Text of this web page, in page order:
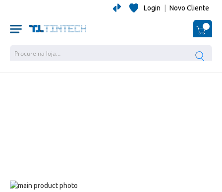
Login Novo Cliente
O
Salte